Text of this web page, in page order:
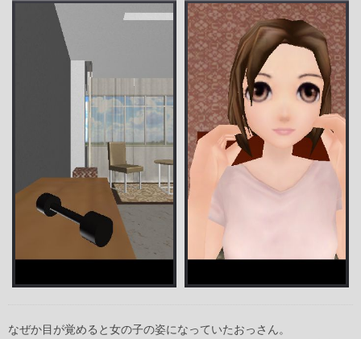
なぜか目が覚めると女の子の姿になっていたおっさん。